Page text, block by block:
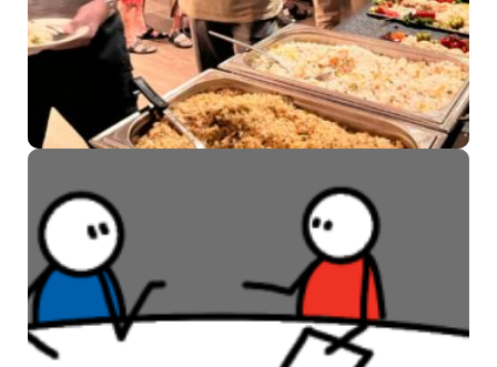
Vrijwilligersdag SWAN
Welzijn en SWO: een dag van
waardering en ontmoeting